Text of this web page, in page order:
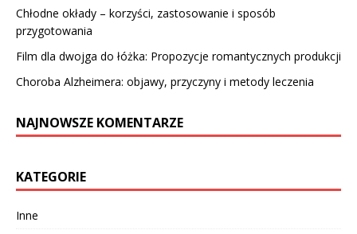
Chłodne okłady – korzyści, zastosowanie i sposób
przygotowania
Film dla dwojga do łóżka: Propozycje romantycznych produkcji
Choroba Alzheimera: objawy, przyczyny i metody leczenia
NAJNOWSZE KOMENTARZE
KATEGORIE
Inne